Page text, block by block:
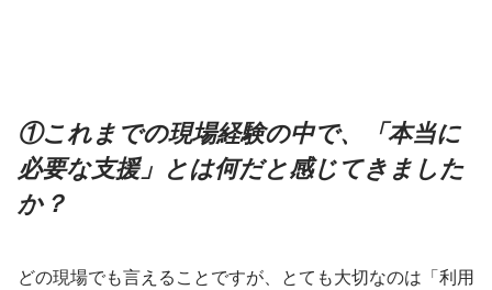
①これまでの現場経験の中で、「本当に
必要な支援」とは何だと感じてきました
か？
どの現場でも言えることですが、とても大切なのは「利用